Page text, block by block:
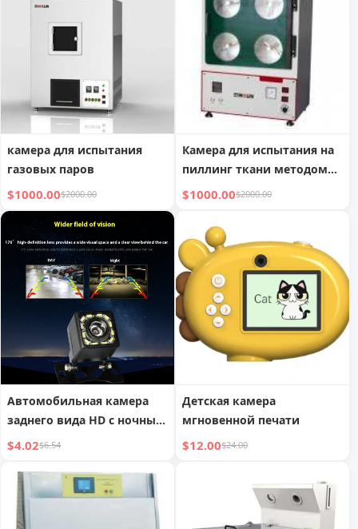
камера для испытания
газовых паров
$1000.00$2000.00
Камера для испытания на
пиллинг ткани методом
случайного истирания
$1000.00$2000.00
Автомобильная камера
заднего вида HD с ночным
видением
$4.02$6.54
Детская камера
мгновенной печати
$12.00$24.00